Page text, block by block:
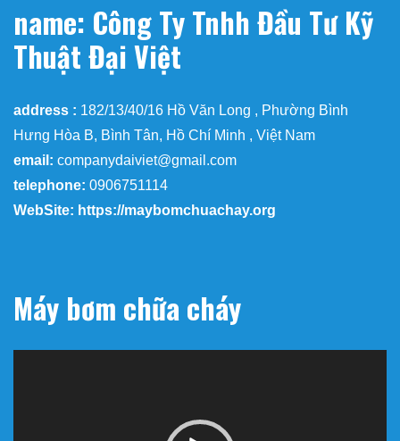
name: Công Ty Tnhh Đầu Tư Kỹ
Thuật Đại Việt
address : 182/13/40/16 Hồ Văn Long , Phường Bình
Hưng Hòa B, Bình Tân, Hồ Chí Minh , Việt Nam
email: companydaiviet@gmail.com
telephone: 0906751114
WebSite: https://maybomchuachay.org
Máy bơm chữa cháy